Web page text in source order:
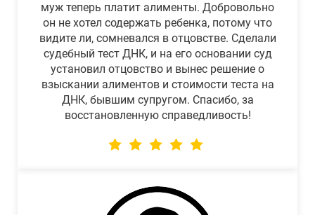
муж теперь платит алименты. Добровольно
он не хотел содержать ребенка, потому что
видите ли, сомневался в отцовстве. Сделали
судебный тест ДНК, и на его основании суд
установил отцовство и вынес решение о
взыскании алиментов и стоимости теста на
ДНК, бывшим супругом. Спасибо, за
восстановленную справедливость!